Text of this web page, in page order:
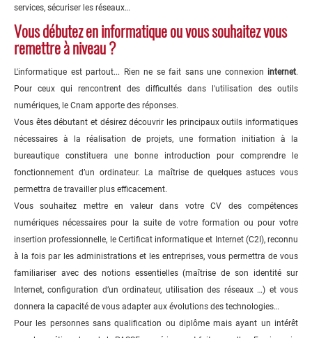
services, sécuriser les réseaux…
Vous débutez en informatique ou vous souhaitez vous
remettre à niveau ?
L'informatique est partout... Rien ne se fait sans une connexion internet.
Pour ceux qui rencontrent des difficultés dans l'utilisation des outils
numériques, le Cnam apporte des réponses.
Vous êtes débutant et désirez découvrir les principaux outils informatiques
nécessaires à la réalisation de projets, une formation initiation à la
bureautique constituera une bonne introduction pour comprendre le
fonctionnement d’un ordinateur. La maîtrise de quelques astuces vous
permettra de travailler plus efficacement.
Vous souhaitez mettre en valeur dans votre CV des compétences
numériques nécessaires pour la suite de votre formation ou pour votre
insertion professionnelle, le Certificat informatique et Internet (C2I), reconnu
à la fois par les administrations et les entreprises, vous permettra de vous
familiariser avec des notions essentielles (maîtrise de son identité sur
Internet, configuration d’un ordinateur, utilisation des réseaux …) et vous
donnera la capacité de vous adapter aux évolutions des technologies…
Pour les personnes sans qualification ou diplôme mais ayant un intérêt